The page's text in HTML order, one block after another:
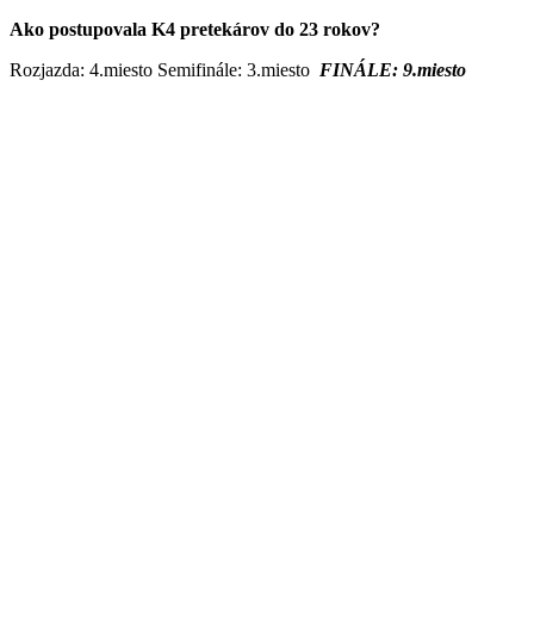
Ako postupovala K4 pretekárov do 23 rokov?
Rozjazda: 4.miesto Semifinále: 3.miesto FINÁLE: 9.miesto